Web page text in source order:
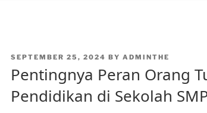
POSTED
SEPTEMBER 25, 2024 BY ADMINTHE
Pentingnya Peran Orang
Pendidikan di Sekolah